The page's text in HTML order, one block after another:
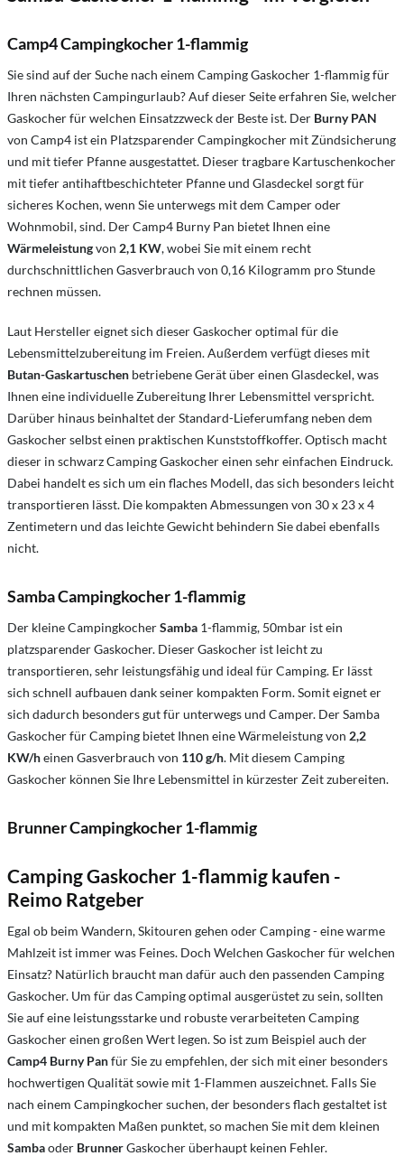
Camp4 Campingkocher 1-flammig
Sie sind auf der Suche nach einem Camping Gaskocher 1-flammig für
Ihren nächsten Campingurlaub? Auf dieser Seite erfahren Sie, welcher
Gaskocher für welchen Einsatzzweck der Beste ist. Der Burny PAN
von Camp4 ist ein Platzsparender Campingkocher mit Zündsicherung
und mit tiefer Pfanne ausgestattet. Dieser tragbare Kartuschenkocher
mit tiefer antihaftbeschichteter Pfanne und Glasdeckel sorgt für
sicheres Kochen, wenn Sie unterwegs mit dem Camper oder
Wohnmobil, sind. Der Camp4 Burny Pan bietet Ihnen eine
Wärmeleistungvon 2,1 KW, wobei Sie mit einem recht
durchschnittlichen Gasverbrauch von 0,16 Kilogramm pro Stunde
rechnen müssen.
Laut Hersteller eignet sich dieser Gaskocher optimal für die
Lebensmittelzubereitung im Freien. Außerdem verfügt dieses mit
Butan-Gaskartuschen betriebene Gerät über einen Glasdeckel, was
Ihnen eine individuelle Zubereitung Ihrer Lebensmittel verspricht.
Darüber hinaus beinhaltet der Standard-Lieferumfang neben dem
Gaskocher selbst einen praktischen Kunststoffkoffer. Optisch macht
dieser in schwarz Camping Gaskocher einen sehr einfachen Eindruck.
Dabei handelt es sich um ein flaches Modell, das sich besonders leicht
transportieren lässt. Die kompakten Abmessungen von 30 x 23 x 4
Zentimetern und das leichte Gewicht behindern Sie dabei ebenfalls
nicht.
Samba Campingkocher 1-flammig
Der kleine CampingkocherSamba 1-flammig, 50mbar ist ein
platzsparender Gaskocher. Dieser Gaskocher ist leicht zu
transportieren, sehr leistungsfähig und ideal für Camping. Er lässt
sich schnell aufbauen dank seiner kompakten Form. Somit eignet er
sich dadurch besonders gut für unterwegs und Camper. Der Samba
Gaskocher für Camping bietet Ihnen eine Wärmeleistung von 2,2
KW/heinen Gasverbrauch von 110 g/h. Mit diesem Camping
Gaskocher können Sie Ihre Lebensmittel in kürzester Zeit zubereiten.
Brunner Campingkocher 1-flammig
Camping Gaskocher 1-flammig kaufen -
Reimo Ratgeber
Egal ob beim Wandern, Skitouren gehen oder Camping - eine warme
Mahlzeit ist immer was Feines. Doch Welchen Gaskocher für welchen
Einsatz? Natürlich braucht man dafür auch den passenden Camping
Gaskocher. Um für das Camping optimal ausgerüstet zu sein, sollten
Sie auf eine leistungsstarke und robuste verarbeiteten Camping
Gaskocher einen großen Wert legen. So ist zum Beispiel auch der
Camp4 Burny Panfür Sie zu empfehlen, der sich mit einer besonders
hochwertigen Qualität sowie mit 1-Flammen auszeichnet. Falls Sie
nach einem Campingkocher suchen, der besonders flach gestaltet ist
und mit kompakten Maßen punktet, so machen Sie mit dem kleinen
Sambaoder BrunnerGaskocher überhaupt keinen Fehler.